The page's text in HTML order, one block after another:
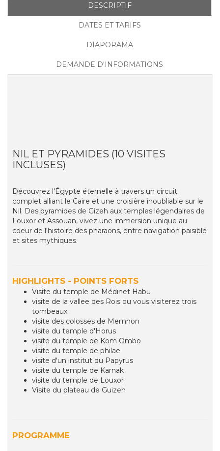
DESCRIPTIF
DATES ET TARIFS
DIAPORAMA
DEMANDE D'INFORMATIONS
NIL ET PYRAMIDES (10 VISITES
INCLUSES)
Découvrez l'Égypte éternelle à travers un circuit
complet alliant le Caire et une croisière inoubliable sur le
Nil. Des pyramides de Gizeh aux temples légendaires de
Louxor et Assouan, vivez une immersion unique au
coeur de l'histoire des pharaons, entre navigation paisible
et sites mythiques.
HIGHLIGHTS - POINTS FORTS
Visite du temple de Médinet Habu
visite de la vallee des Rois ou vous visiterez trois
tombeaux
visite des colosses de Memnon
visite du temple d'Horus
visite du temple de Kom Ombo
visite du temple de philae
visite d'un institut du Papyrus
visite du temple de Karnak
visite du temple de Louxor
Visite du plateau de Guizeh
PROGRAMME